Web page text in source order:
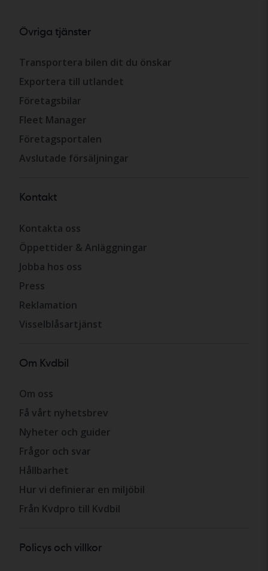
Övriga tjänster
Transportera bilen dit du önskar
Exportera till utlandet
Företagsbilar
Fleet Manager
Företagsportalen
Avslutade försäljningar
Kontakt
Kontakta oss
Öppettider & Anläggningar
Jobba hos oss
Press
Reklamation
Visselblåsartjänst
Om Kvdbil
Om oss
Få vårt nyhetsbrev
Nyheter och guider
Frågor och svar
Hållbarhet
Hur vi definierar en miljöbil
Från Kvdpro till Kvdbil
Policys och villkor